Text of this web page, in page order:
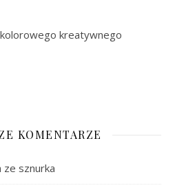
kreatywnego
KOMENTARZE
sznurka